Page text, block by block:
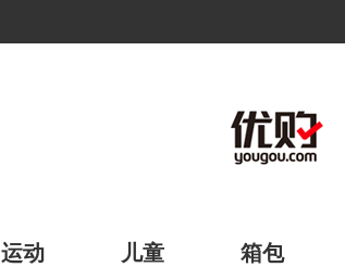
运动 儿童 箱包